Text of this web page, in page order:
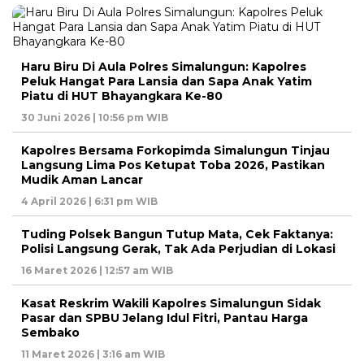
Haru Biru Di Aula Polres Simalungun: Kapolres
Peluk Hangat Para Lansia dan Sapa Anak Yatim
Piatu di HUT Bhayangkara Ke-80
30 Juni 2026 | 10:56 pm WIB
Kapolres Bersama Forkopimda Simalungun Tinjau
Langsung Lima Pos Ketupat Toba 2026, Pastikan
Mudik Aman Lancar
4 April 2026 | 6:31 pm WIB
Tuding Polsek Bangun Tutup Mata, Cek Faktanya:
Polisi Langsung Gerak, Tak Ada Perjudian di Lokasi
16 Maret 2026 | 12:57 am WIB
Kasat Reskrim Wakili Kapolres Simalungun Sidak
Pasar dan SPBU Jelang Idul Fitri, Pantau Harga
Sembako
11 Maret 2026 | 3:16 am WIB